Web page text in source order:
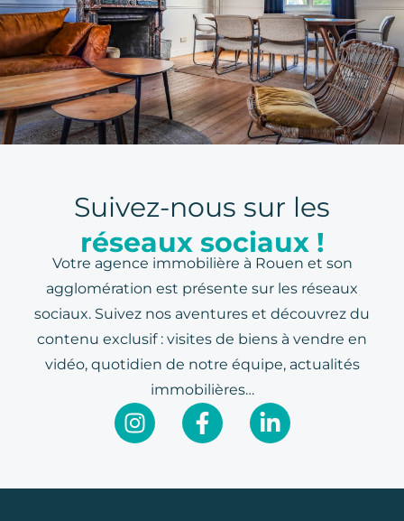
Suivez-nous sur les
réseaux sociaux !
Votre agence immobilière à Rouen et son
agglomération est présente sur les réseaux
sociaux. Suivez nos aventures et découvrez du
contenu exclusif : visites de biens à vendre en
vidéo, quotidien de notre équipe, actualités
immobilières…